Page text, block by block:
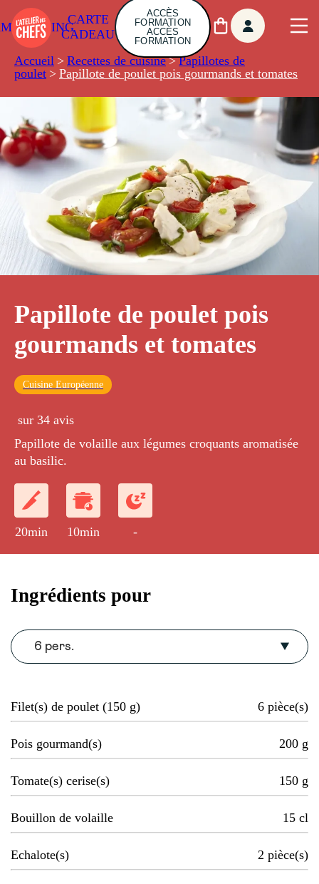
CARTE
CADEAU
ACCÈS
FORMATION
ACCÈS
FORMATION
Accueil > Recettes de cuisine > Papillotes de
poulet > Papillote de poulet pois gourmands et tomates
Papillote de poulet pois
gourmands et tomates
Cuisine Européenne
sur 34 avis
Papillote de volaille aux légumes croquants aromatisée
au basilic.
20min 10min -
Ingrédients pour
6 pers.
Filet(s) de poulet (150 g) 6 pièce(s)
Pois gourmand(s) 200 g
Tomate(s) cerise(s) 150 g
Bouillon de volaille 15 cl
Echalote(s) 2 pièce(s)